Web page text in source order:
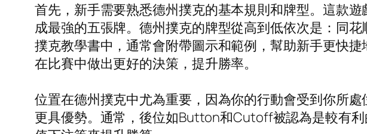
首先，新手需要熟悉德州撲克的基本規則和牌型。這款
成最強的五張牌。德州撲克的牌型從高到低依次是：同
撲克教學書中，通常會附帶圖示和範例，幫助新手更快
在比賽中做出更好的決策，提升勝率。
位置在德州撲克中尤為重要，因為你的行動會受到你所
更具優勢。通常，後位如Button和Cutoff被認為是較有